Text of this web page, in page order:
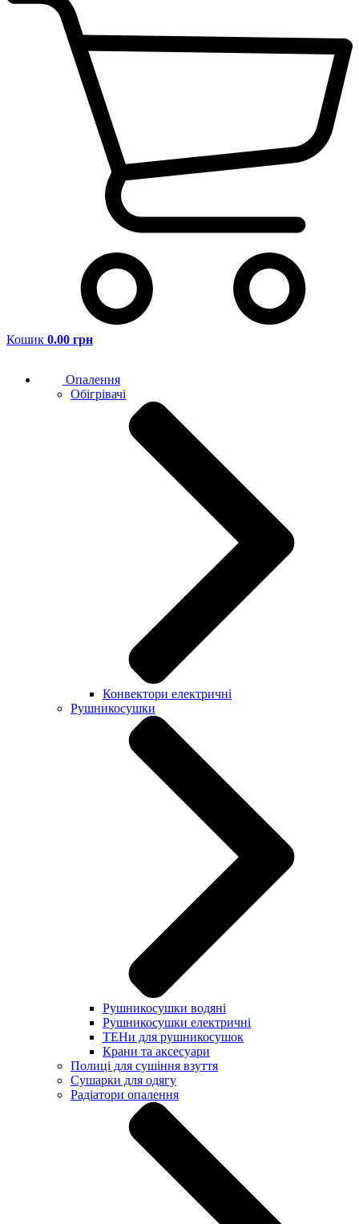
Кошик 0.00 грн
Опалення
Обігрівачі
Конвектори електричні
Рушникосушки
Рушникосушки водяні
Рушникосушки електричні
ТЕНи для рушникосушок
Крани та аксесуари
Полиці для сушіння взуття
Сушарки для одягу
Радіатори опалення